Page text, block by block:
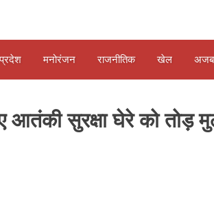
मनोरंजन राजनीतिक खेल
आतंकी सुरक्षा घेरे को तोड़